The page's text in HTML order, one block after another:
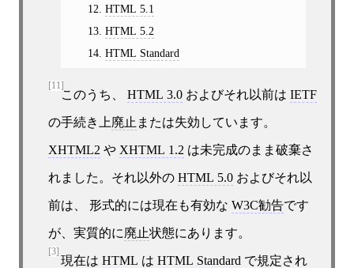
HTML 5.1
HTML 5.2
HTML Standard
[11]
このうち、 HTML 3.0およびそれ以前は IETF
の手続き上廃止 または失効しています。
XHTML2 や XHTML 1.2 は未完成のまま破棄さ
れました。それ以外の HTML 5.0およびそれ以
前は、 形式的には現在も有効な W3C勧告です
が、実質的に廃止状態にあります。
[3]
現在は HTML は HTML Standard で規定され